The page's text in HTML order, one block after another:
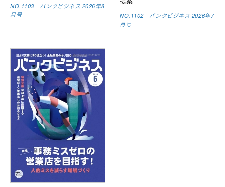
NO.1103 バンクビジネス 2026年8
月号
NO.1102 バンクビジネス 2026年7
月号